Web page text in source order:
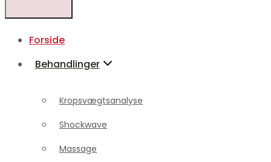
Behandlinger
Shockwave
Massage
Fodterapi
High Power Laserterapi
Forside
Behandlinger
Kropsvægtsanalyse
Shockwave
Massage